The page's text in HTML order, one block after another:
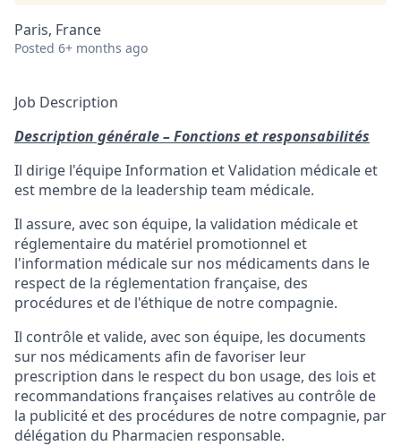
Paris, France
Posted 6+ months ago
Job Description
Description générale – Fonctions et responsabilités
Il dirige l'équipe Information et Validation médicale et
est membre de la leadership team médicale.
Il assure, avec son équipe, la validation médicale et
réglementaire du matériel promotionnel et
l'information médicale sur nos médicaments dans le
respect de la réglementation française, des
procédures et de l'éthique de notre compagnie.
Il contrôle et valide, avec son équipe, les documents
sur nos médicaments afin de favoriser leur
prescription dans le respect du bon usage, des lois et
recommandations françaises relatives au contrôle de
la publicité et des procédures de notre compagnie, par
délégation du Pharmacien responsable.